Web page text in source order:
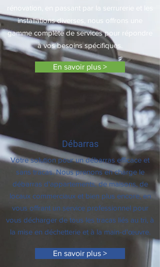
rénovation, en passant par la serrurerie et les
installations diverses, nous offrons une
gamme complète de services pour répondre
à vos besoins spécifiques.
En savoir plus >
Débarras
Votre solution pour un débarras efficace et
sans tracas. Nous prenons en charge le
débarras d'appartements, de maisons, de
locaux commerciaux et bien plus encore, en
vous offrant un service professionnel pour
vous décharger de tous les tracas liés au tri, à
la mise en déchetterie et à la main-d'œuvre.
En savoir plus >